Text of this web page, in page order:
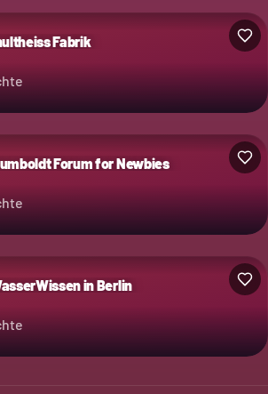
Fabrik
Forum for Newbies
in Berlin